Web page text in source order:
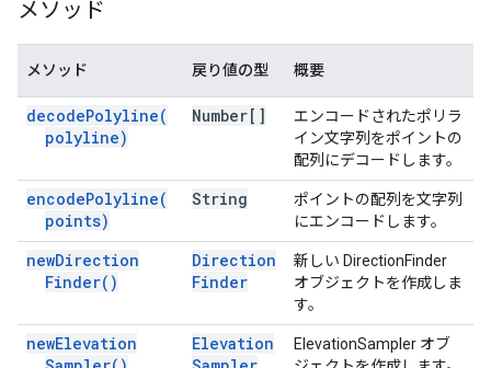
メソッド
メソッド 戻り値の型 概要
decodePolyline(
polyline)
Number[]
エンコードされたポリラ
イン文字列をポイントの
配列にデコードします。
encodePolyline(
points)
String
ポイントの配列を文字列
にエンコードします。
newDirection
Finder( )
Direction
Finder
新しい DirectionFinder
オブジェクトを作成しま
す。
newElevation
Elevation
ElevationSampler オブ